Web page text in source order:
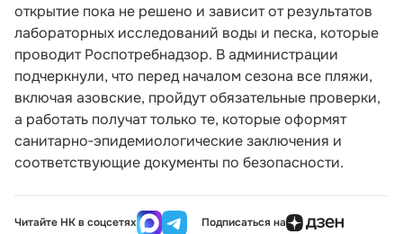
открытие пока не решено и зависит от результатов
лабораторных исследований воды и песка, которые
проводит Роспотребнадзор. В администрации
подчеркнули, что перед началом сезона все пляжи,
включая азовские, пройдут обязательные проверки,
а работать получат только те, которые оформят
санитарно‑эпидемиологические заключения и
соответствующие документы по безопасности.
Читайте НК в соцсетях Подписаться на